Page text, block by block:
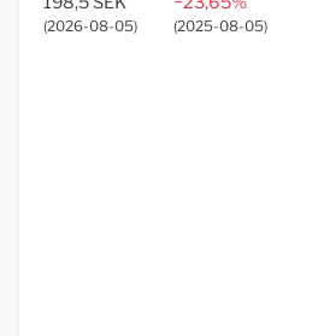
(2026-08-05) (2025-08-05)